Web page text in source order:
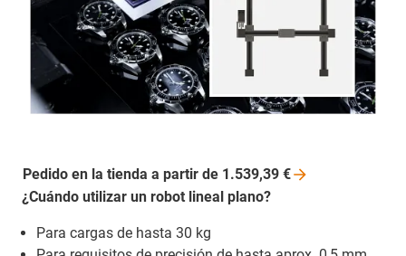
¿Cuándo utilizar un robot lineal plano?
Para cargas de hasta 30 kg
Pedido en la tienda a partir de 1.539,39 €